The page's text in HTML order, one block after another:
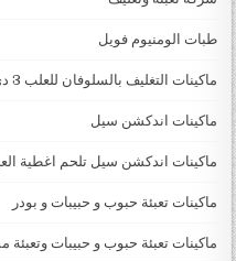
طبات الومنيوم فويل
ماكينات التغليف بالسلوفان للعلب 3 دي
ماكينات اندكشن سيل
ماكينات اندكشن سيل تلحم اغطية
ماكينات تعبئة حبوب و حبيبات و بودر
ماكينات تعبئة حبوب و حبيبات